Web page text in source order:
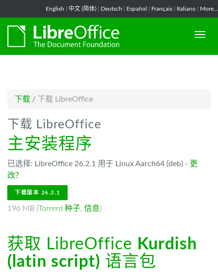
English 中文 (简体) Deutsch Español Français Italiano More...
下载 / 下载 LibreOffice
下载 LibreOffice
主安装程序
已选择: LibreOffice 26.2.1 用于 Linux Aarch64 (deb) - 更
改？
下载版本 26.2.1
196 MB (Torrent 种子, 信息)
获取 LibreOffice Kurdish
(latin script) 语言包